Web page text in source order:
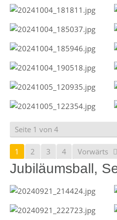
Seite 1 von 4
1 2 3 4 Vorwärts
Jubiläumsball,